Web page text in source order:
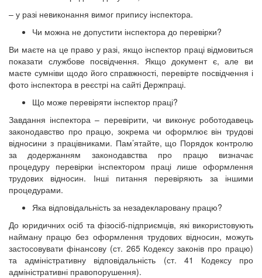
– у разі невиконання вимог припису інспектора.
Чи можна не допустити інспектора до перевірки?
Ви маєте на це право у разі, якщо інспектор праці відмовиться
показати службове посвідчення. Якщо документ є, але ви
маєте сумніви щодо його справжності, перевірте посвідчення і
фото інспектора в реєстрі на сайті Держпраці.
Що може перевіряти інспектор праці?
Завдання інспектора – перевірити, чи виконує роботодавець
законодавство про працю, зокрема чи оформлює він трудові
відносини з працівниками. Пам’ятайте, що Порядок контролю
за додержанням законодавства про працю визначає
процедуру перевірки інспектором праці лише оформлення
трудових відносин. Інші питання перевіряють за іншими
процедурами.
Яка відповідальність за незадекларовану працю?
До юридичних осіб та фізосіб-підприємців, які використовують
найману працю без оформлення трудових відносин, можуть
застосовувати фінансову (ст. 265 Кодексу законів про працю)
та адміністративну відповідальність (ст. 41 Кодексу про
адміністративні правопорушення).